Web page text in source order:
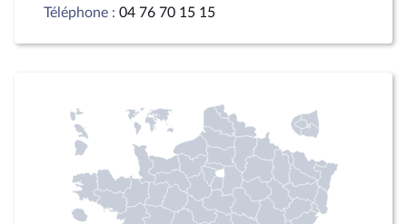
Téléphone : 04 76 70 15 15